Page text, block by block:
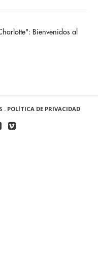
Bienvenidos al
. POLÍTICA DE PRIVACIDAD